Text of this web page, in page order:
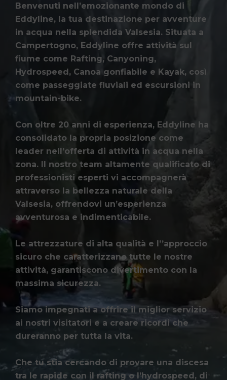
Benvenuti nell’emozionante mondo di
Eddyline, la tua destinazione per avventure
in acqua nella splendida Valsesia. Situata a
Campertogno, Eddyline offre attività sul
fiume come Rafting, Canyoning,
Hydrospeed, Canoa gonfiabile e Kayak, così
come passeggiate fluviali ed escursioni in
mountain-bike.
Con oltre 20 anni di esperienza, Eddyline ha
consolidato la propria posizione come
leader nell’offerta di attività in acqua nella
zona. Il nostro team altamente qualificato di
professionisti esperti vi accompagnerà
attraverso la bellezza naturale della
Valsesia, offrendovi un’esperienza
avventurosa e indimenticabile.
Le attrezzature di alta qualità e l’’approccio
sicuro che caratterizzano tutte le nostre
attività, garantiscono divertimento con la
massima sicurezza.
Siamo impegnati a offrire il miglior servizio
ai nostri visitatori e a creare ricordi che
dureranno per tutta la vita.
Che tu stia cercando di provare una discesa
tra le rapide con il rafting o l’hydrospeed, di